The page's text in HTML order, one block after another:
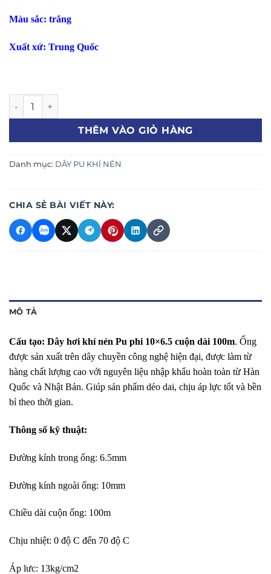
Màu sắc: trắng
Xuất xứ: Trung Quốc
Dây hơi khí nén Pu phi 10x6.5x100m nhập khẩu chính
THÊM VÀO GIỎ HÀNG
Danh mục: DÂY PU KHÍ NÉN
CHIA SẺ BÀI VIẾT NÀY:
MÔ TẢ
Cấu tạo: Dây hơi khí nén Pu phi 10×6.5 cuộn dài 100m. Ống
được sản xuất trên dây chuyền công nghệ hiện đại, được làm từ
hàng chất lượng cao với nguyên liệu nhập khẩu hoàn toàn từ Hàn
Quốc và Nhật Bản. Giúp sản phẩm dẻo dai, chịu áp lực tốt và bền
bỉ theo thời gian.
Thông số kỹ thuật:
Đường kính trong ống: 6.5mm
Đường kính ngoài ống: 10mm
Chiều dài cuộn ống: 100m
Chịu nhiệt: 0 độ C đến 70 độ C
Áp lưc: 13kg/cm2